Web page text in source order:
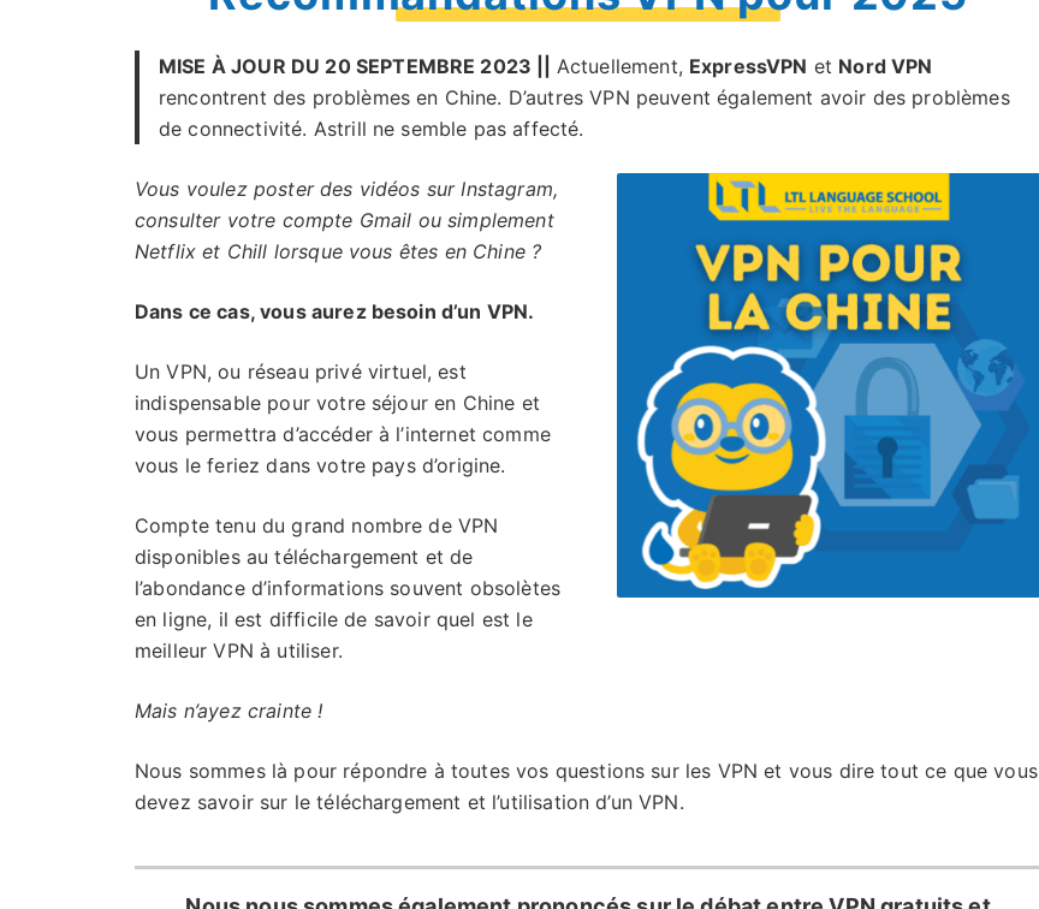
MISE À JOUR DU 20 SEPTEMBRE 2023 || Actuellement, ExpressVPN et Nord VPN
rencontrent des problèmes en Chine. D’autres VPN peuvent également avoir des problèmes
de connectivité. Astrill ne semble pas affecté.
Vous voulez poster des vidéos sur Instagram,
consulter votre compte Gmail ou simplement
Netflix et Chill lorsque vous êtes en Chine ?
Dans ce cas, vous aurez besoin d’un VPN.
Un VPN, ou réseau privé virtuel, est
indispensable pour votre séjour en Chine et
vous permettra d’accéder à l’internet comme
vous le feriez dans votre pays d’origine.
Compte tenu du grand nombre de VPN
disponibles au téléchargement et de
l’abondance d’informations souvent obsolètes
en ligne, il est difficile de savoir quel est le
meilleur VPN à utiliser.
Mais n’ayez crainte !
Nous sommes là pour répondre à toutes vos questions sur les VPN et vous dire tout ce que vous
devez savoir sur le téléchargement et l’utilisation d’un VPN.